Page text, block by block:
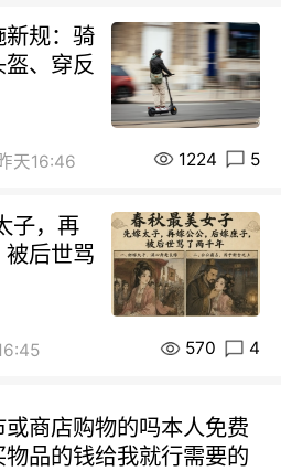
新规：骑
、穿反
天16:46 1224 5
子，再
后世骂
570 4
商店购物的吗本人免费
品的钱给我就行需要的